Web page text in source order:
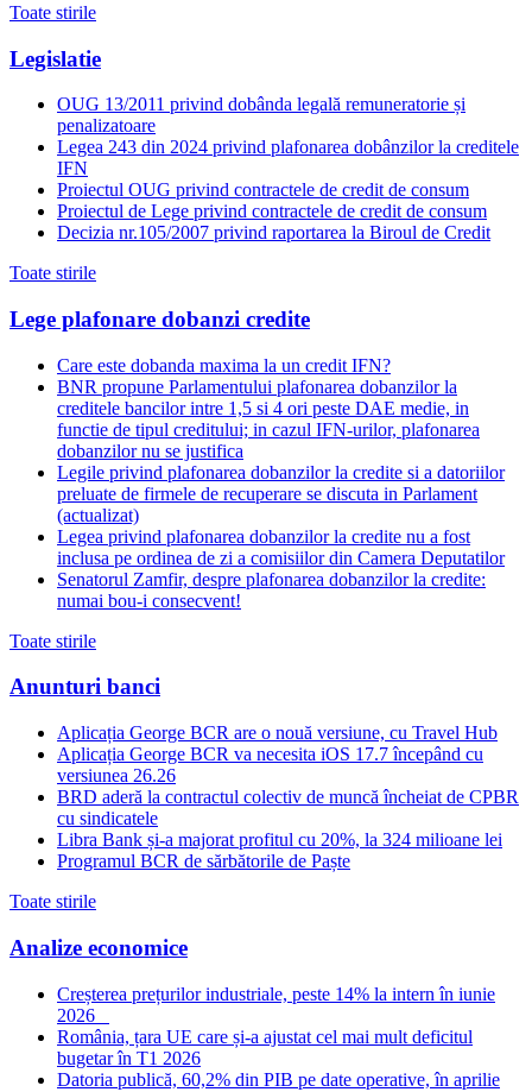
Toate stirile
Legislatie
OUG 13/2011 privind dobânda legală remuneratorie și
penalizatoare
Legea 243 din 2024 privind plafonarea dobânzilor la creditele
IFN
Proiectul OUG privind contractele de credit de consum
Proiectul de Lege privind contractele de credit de consum
Decizia nr.105/2007 privind raportarea la Biroul de Credit
Toate stirile
Lege plafonare dobanzi credite
Care este dobanda maxima la un credit IFN?
BNR propune Parlamentului plafonarea dobanzilor la
creditele bancilor intre 1,5 si 4 ori peste DAE medie, in
functie de tipul creditului; in cazul IFN-urilor, plafonarea
dobanzilor nu se justifica
Legile privind plafonarea dobanzilor la credite si a datoriilor
preluate de firmele de recuperare se discuta in Parlament
(actualizat)
Legea privind plafonarea dobanzilor la credite nu a fost
inclusa pe ordinea de zi a comisiilor din Camera Deputatilor
Senatorul Zamfir, despre plafonarea dobanzilor la credite:
numai bou-i consecvent!
Toate stirile
Anunturi banci
Aplicația George BCR are o nouă versiune, cu Travel Hub
Aplicația George BCR va necesita iOS 17.7 începând cu
versiunea 26.26
BRD aderă la contractul colectiv de muncă încheiat de CPBR
cu sindicatele
Libra Bank și-a majorat profitul cu 20%, la 324 milioane lei
Programul BCR de sărbătorile de Paște
Toate stirile
Analize economice
Creșterea prețurilor industriale, peste 14% la intern în iunie
2026
România, țara UE care și-a ajustat cel mai mult deficitul
bugetar în T1 2026
Datoria publică, 60,2% din PIB pe date operative, în aprilie